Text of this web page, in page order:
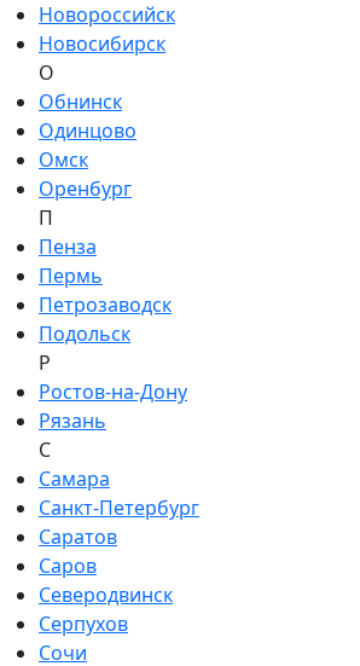
Новороссийск
Новосибирск
О
Обнинск
Одинцово
Омск
Оренбург
П
Пенза
Пермь
Петрозаводск
Подольск
Р
Ростов-на-Дону
Рязань
С
Самара
Санкт-Петербург
Саратов
Саров
Северодвинск
Серпухов
Сочи